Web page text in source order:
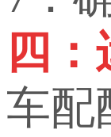
四：
车配